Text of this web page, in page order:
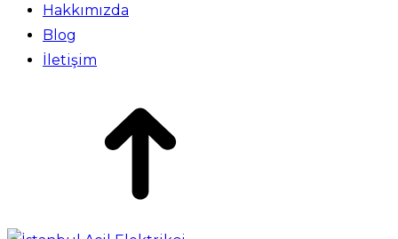
Hakkımızda
Blog
İletişim